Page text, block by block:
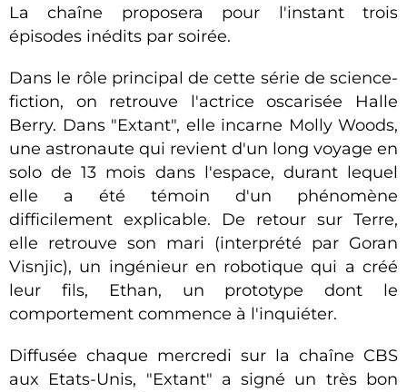
La chaîne proposera pour l'instant trois
épisodes inédits par soirée.
Dans le rôle principal de cette série de science-
fiction, on retrouve l'actrice oscarisée Halle
Berry. Dans "Extant", elle incarne Molly Woods,
une astronaute qui revient d'un long voyage en
solo de 13 mois dans l'espace, durant lequel
elle a été témoin d'un phénomène
difficilement explicable. De retour sur Terre,
elle retrouve son mari (interprété par Goran
Visnjic), un ingénieur en robotique qui a créé
leur fils, Ethan, un prototype dont le
comportement commence à l'inquiéter.
Diffusée chaque mercredi sur la chaîne CBS
aux Etats-Unis, "Extant" a signé un très bon